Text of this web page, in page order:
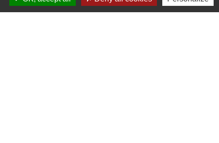
Lundi de 10h à 12h et de 16h à 19h